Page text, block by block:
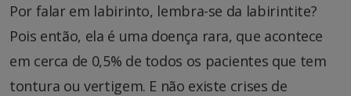
Por falar em labirinto, lembra-se da labirintite?
Pois então, ela é uma doença rara, que acontece
em cerca de 0,5% de todos os pacientes que tem
tontura ou vertigem. E não existe crises de